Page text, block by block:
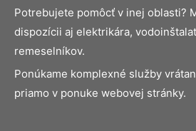
Potrebujete pomôcť v inej oblasti?
dispozícii aj elektrikára,
remeselníkov.
Ponúkame komplexné služby
priamo v ponuke webovej stránky.